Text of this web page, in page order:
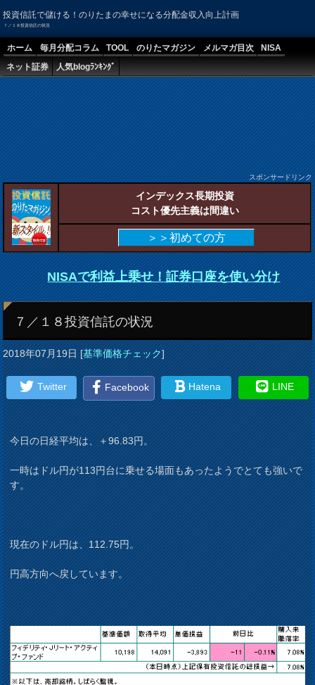
投資信託で儲ける！のりたまの幸せになる分配金収入向上計画
７／１８投資信託の状況
ホーム 毎月分配コラム TOOL のりたマガジン メルマガ目次
NISA
ネット証券
人気blogﾗﾝｷﾝｸﾞ
スポンサードリンク
インデックス長期投資
コスト優先主義は間違い
＞＞初めての方
NISAで利益上乗せ！証券口座を使い分け
７／１８投資信託の状況
2018年07月19日[基準価格チェック]
Twitter Facebook Hatena LINE
今日の日経平均は、＋96.83円。
一時はドル円が113円台に乗せる場面もあったようでとても強いで
す。
現在のドル円は、112.75円。
円高方向へ戻しています。